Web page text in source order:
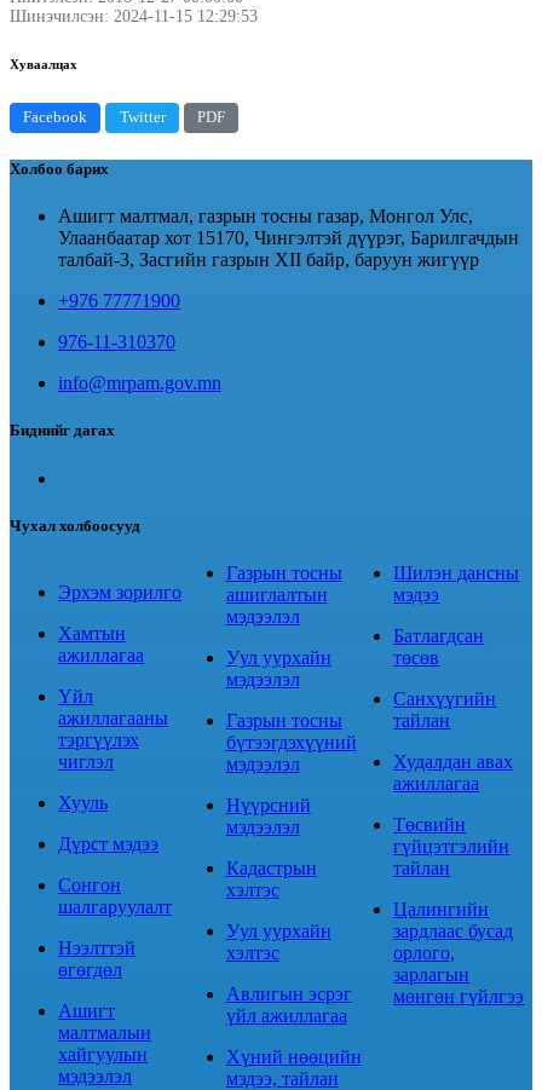
Шинэчилсэн: 2024-11-15 12:29:53
Хуваалцах
Facebook Twitter PDF
Холбоо барих
Ашигт малтмал, газрын тосны газар, Монгол Улс,
Улаанбаатар хот 15170, Чингэлтэй дүүрэг, Барилгачдын
талбай-3, Засгийн газрын XII байр, баруун жигүүр
+976 77771900
976-11-310370
info@mrpam.gov.mn
Биднийг дагах
Чухал холбоосууд
Эрхэм зорилго
Хамтын
ажиллагаа
Үйл
ажиллагааны
тэргүүлэх
чиглэл
Хууль
Дүрст мэдээ
Сонгон
шалгаруулалт
Нээлттэй
өгөгдөл
Ашигт
малтмалын
хайгуулын
мэдээлэл
Газрын тосны
ашиглалтын
мэдээлэл
Уул уурхайн
мэдээлэл
Газрын тосны
бүтээгдэхүүний
мэдээлэл
Нүүрсний
мэдээлэл
Кадастрын
хэлтэс
Уул уурхайн
хэлтэс
Авлигын эсрэг
үйл ажиллагаа
Хүний нөөцийн
мэдээ, тайлан
Шилэн дансны
мэдээ
Батлагдсан
төсөв
Санхүүгийн
тайлан
Худалдан авах
ажиллагаа
Төсвийн
гүйцэтгэлийн
тайлан
Цалингийн
зардлаас бусад
орлого,
зарлагын
мөнгөн гүйлгээ